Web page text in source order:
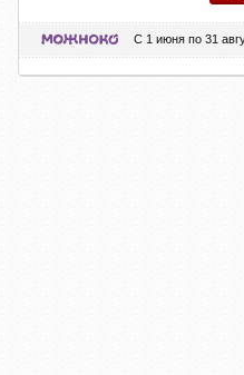
С 1 июня по 31